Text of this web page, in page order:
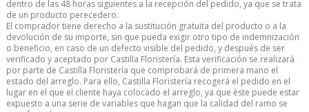
dentro de las 48 horas siguientes a la recepción del pedido, ya que se trata
de un producto perecedero.
El comprador tiene derecho a la sustitución gratuita del producto o a la
devolución de su importe, sin que pueda exigir otro tipo de indemnización
o beneficio, en caso de un defecto visible del pedido, y después de ser
verificado y aceptado por Castilla Floristería. Esta verificación se realizará
por parte de Castilla Floristería que comprobará de primera mano el
estado del arreglo. Para ello, Castilla Floristería recogerá el pedido en el
lugar en el que el cliente haya colocado el arreglo, ya que éste puede estar
expuesto a una serie de variables que hagan que la calidad del ramo se